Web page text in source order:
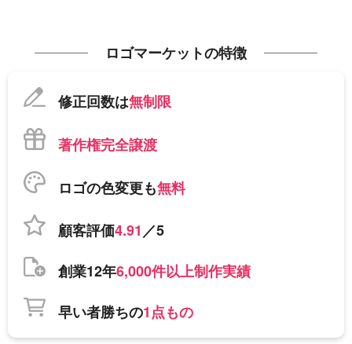
ロゴマーケットの特徴
修正回数は無制限
著作権完全譲渡
ロゴの色変更も無料
顧客評価4.91／5
創業12年6,000件以上制作実績
早い者勝ちの1点もの